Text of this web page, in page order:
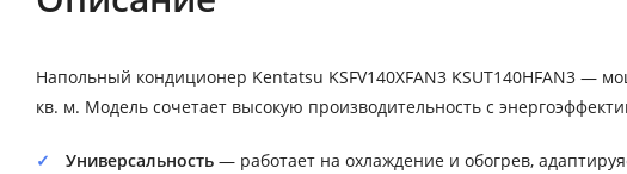
Напольный кондиционер Kentatsu KSFV140XFAN3 KSUT140HFAN3
кв. м. Модель сочетает высокую производительность с
Универсальность — работает на охлаждение и обогрев,